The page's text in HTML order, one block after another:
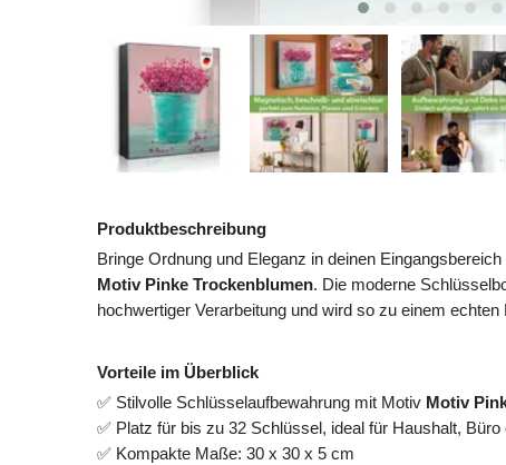
Produktbeschreibung
Bringe Ordnung und Eleganz in deinen
Motiv Pinke Trockenblumen. Die moderne
hochwertiger Verarbeitung und wird so zu einem
Vorteile im Überblick
✅ Stilvolle Schlüsselaufbewahrung mit Motiv Motiv
✅ Platz für bis zu 32 Schlüssel, ideal für Haushalt,
✅ Kompakte Maße: 30 x 30 x 5 cm